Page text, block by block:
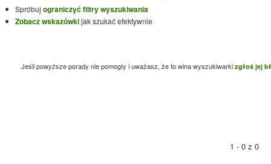
Spróbuj ograniczyć filtry wyszukiwania
Zobacz wskazówkijak szukać efektywnie
Jeśli powyższe porady nie pomogły i uważasz, że to wina wyszukiwarki zgłoś jej
1 - 0 z 0